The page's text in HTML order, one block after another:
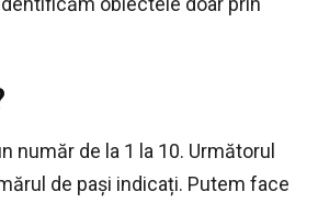
număr de la 1 la 10. Următorul
de pași indicați. Putem face